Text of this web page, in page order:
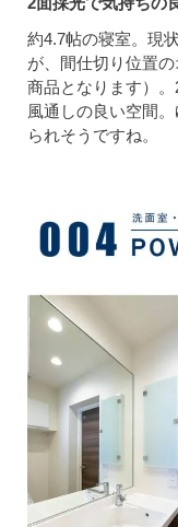
約4.7帖の寝室。現
が、間仕切り位置
商品となります）
風通しの良い空間
られそうですね。